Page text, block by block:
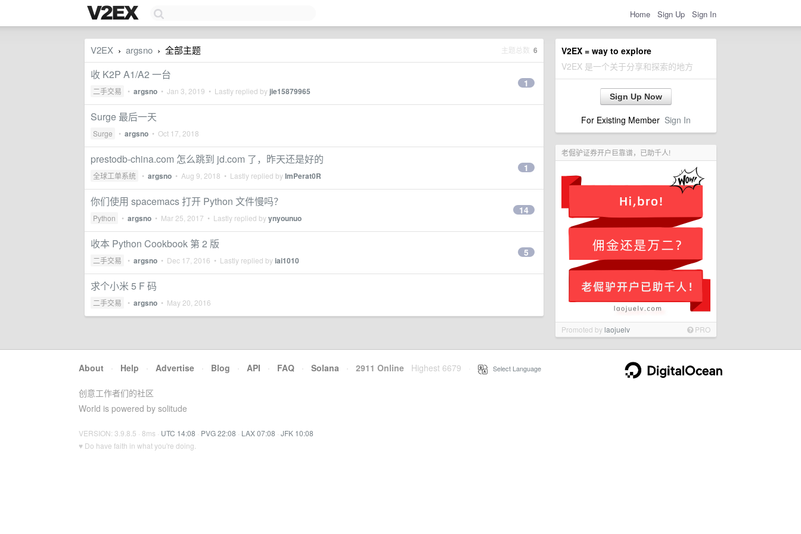
Home Sign Up Sign In
V2EX = way to explore
V2EX 是一个关于分享和探索的地方
Sign Up Now
For Existing Member Sign In
老倔驴证券开户巨靠谱，已助千人!
Promoted bylaojuelv PRO
V2EX › argsno › 全部主题 主题总数 6
收 K2P A1/A2 一台
二手交易 • argsno • Jan 3, 2019 • Lastly replied by jie15879965
1
Surge 最后一天
Surge • argsno • Oct 17, 2018
prestodb-china.com 怎么跳到 jd.com 了，昨天还是好的
全球工单系统 • argsno • Aug 9, 2018 • Lastly replied byImPerat0R
1
你们使用 spacemacs 打开 Python 文件慢吗？
Python • argsno • Mar 25, 2017 • Lastly replied byynyounuo
14
收本 Python Cookbook 第 2 版
二手交易 • argsno • Dec 17, 2016 • Lastly replied byiai1010
5
求个小米 5 F 码
二手交易 • argsno • May 20, 2016
About · Help · Advertise · Blog · API · FAQ · Solana · 2911 Online Highest 6679 Select Language
创意工作者们的社区
World is powered by solitude
VERSION: 3.9.8.5 · 8ms · UTC 14:08 · PVG 22:08 · LAX 07:08 · JFK 10:08
♥ Do have faith in what you're doing.